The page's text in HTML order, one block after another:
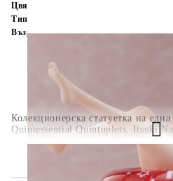
Колекционерска статуетка на
Quintessential Quintuplets, Itsuki
Цвят:
Тип:
Възраст:
16+